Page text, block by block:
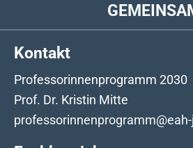
Kontakt
Professorinnenprogramm 2030
Prof. Dr. Kristin Mitte